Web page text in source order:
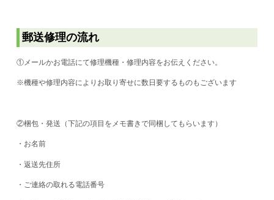
郵送修理の流れ
①メールかお電話にて修理機種・修理内容をお伝えください。
※機種や修理内容によりお取り寄せに数日要するものもございます
②梱包・発送（下記の項目をメモ書きで同梱してもらいます）
・お名前
・返送先住所
・ご連絡の取れる電話番号